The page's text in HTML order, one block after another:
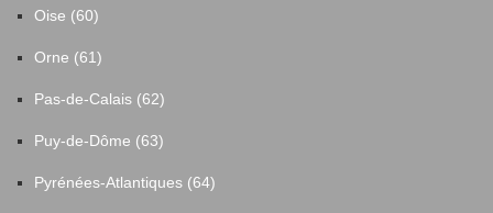
Oise (60)
Orne (61)
Pas-de-Calais (62)
Puy-de-Dôme (63)
Pyrénées-Atlantiques (64)